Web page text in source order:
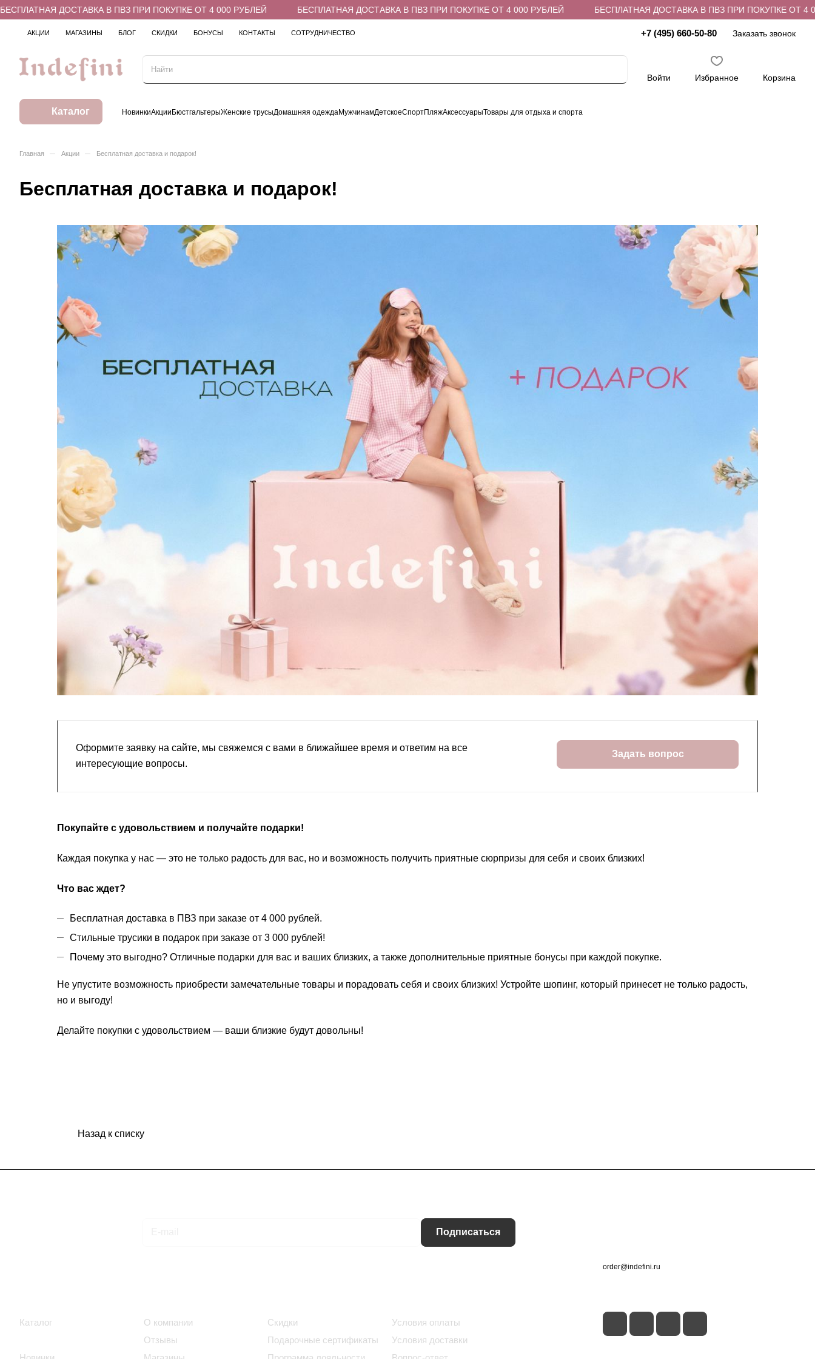
ДОСТАВКА В ПВЗ ПРИ ПОКУПКЕ ОТ 4 000 РУБЛЕЙ БЕСПЛАТНАЯ ДОСТАВКА В ПВЗ ПРИ ПОКУПКЕ ОТ 4 000 РУБЛЕЙ БЕСПЛАТНАЯ ДОСТАВКА В ПВЗ ПРИ ПОКУПКЕ ОТ 4 000
АКЦИИ МАГАЗИНЫ БЛОГ СКИДКИ БОНУСЫ КОНТАКТЫ СОТРУДНИЧЕСТВО +7 (495) 660-50-80 Заказать звонок
Войти Избранное Корзина
Каталог НовинкиАкцииБюстгальтерыЖенские трусыДомашняя одеждаМужчинамДетскоеСпортПляжАксессуарыТовары для отдыха и спорта
Главная – Акции – Бесплатная доставка и подарок!
Бесплатная доставка и подарок!
Оформите заявку на сайте, мы свяжемся с вами в ближайшее время и ответим на все
интересующие вопросы.
Задать вопрос
Покупайте с удовольствием и получайте подарки!
Каждая покупка у нас — это не только радость для вас, но и возможность получить приятные сюрпризы для себя и своих близких!
Что вас ждет?
Бесплатная доставка в ПВЗ при заказе от 4 000 рублей.
Стильные трусики в подарок при заказе от 3 000 рублей!
Почему это выгодно? Отличные подарки для вас и ваших близких, а также дополнительные приятные бонусы при каждой покупке.
Не упустите возможность приобрести замечательные товары и порадовать себя и своих близких! Устройте шопинг, который принесет не только радость,
но и выгоду!
Делайте покупки с удовольствием — ваши близкие будут довольны!
Назад к списку
Подписаться
Каталог
О компании
Отзывы
Скидки
Подарочные сертификаты
Условия оплаты
Условия доставки
order@indefini.ru